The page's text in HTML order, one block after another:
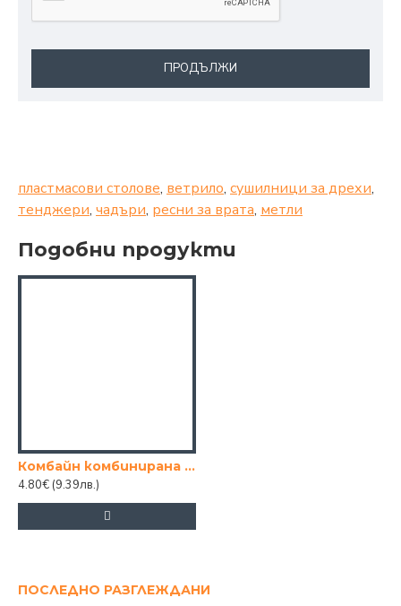
ПРОДЪЛЖИ
пластмасови столове, ветрило, сушилници за дрехи,
тенджери, чадъри, ресни за врата, метли
Подобни продукти
Комбайн комбинирана играчка
4.80€ (9.39лв.)
ПОСЛЕДНО РАЗГЛЕЖДАНИ